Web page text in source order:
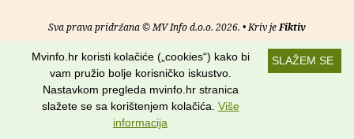
Sva prava pridržana © MV Info d.o.o. 2026. • Kriv jeFiktiv
O nama• Pomoć•Uvjeti korištenja•RSS kanali
Potraži nas na:
SLAŽEM SE
Mvinfo.hr koristi kolačiće („cookies“) kako bi
vam pružio bolje korisničko iskustvo.
Nastavkom pregleda mvinfo.hr stranica
slažete se sa korištenjem kolačića. Više
informacija